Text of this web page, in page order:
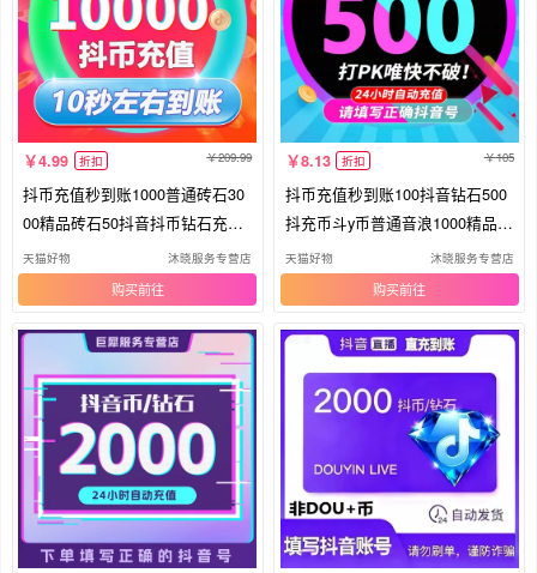
4.99 折扣 209.99
抖币充值秒到账1000普通砖石30
00精品砖石50抖音抖币钻石充值
入口
天猫好物 沐晓服务专营店
购买
8.13 折扣 105
抖币充值秒到账100抖音钻石500
抖充币斗y币普通音浪1000精品钻
石
天猫好物 沐晓服务专营店
购买